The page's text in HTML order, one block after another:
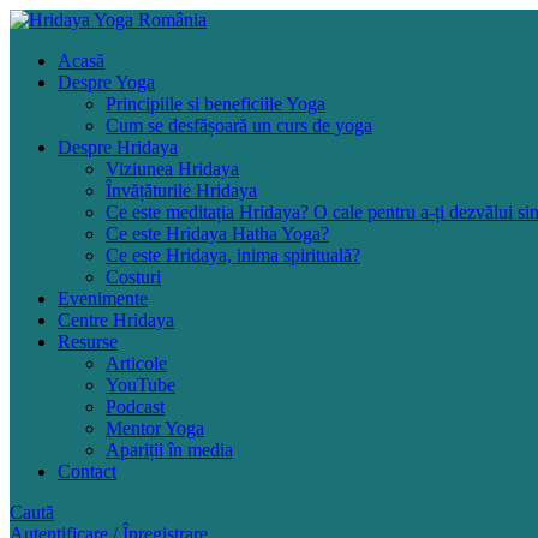
Acasă
Despre Yoga
Principiile si beneficiile Yoga
Cum se desfășoară un curs de yoga
Despre Hridaya
Viziunea Hridaya
Învățăturile Hridaya
Ce este meditația Hridaya? O cale pentru a-ți dezvălui
Ce este Hridaya Hatha Yoga?
Ce este Hridaya, inima spirituală?
Costuri
Evenimente
Centre Hridaya
Resurse
Articole
YouTube
Podcast
Mentor Yoga
Apariții în media
Contact
Caută
Autentificare / Înregistrare